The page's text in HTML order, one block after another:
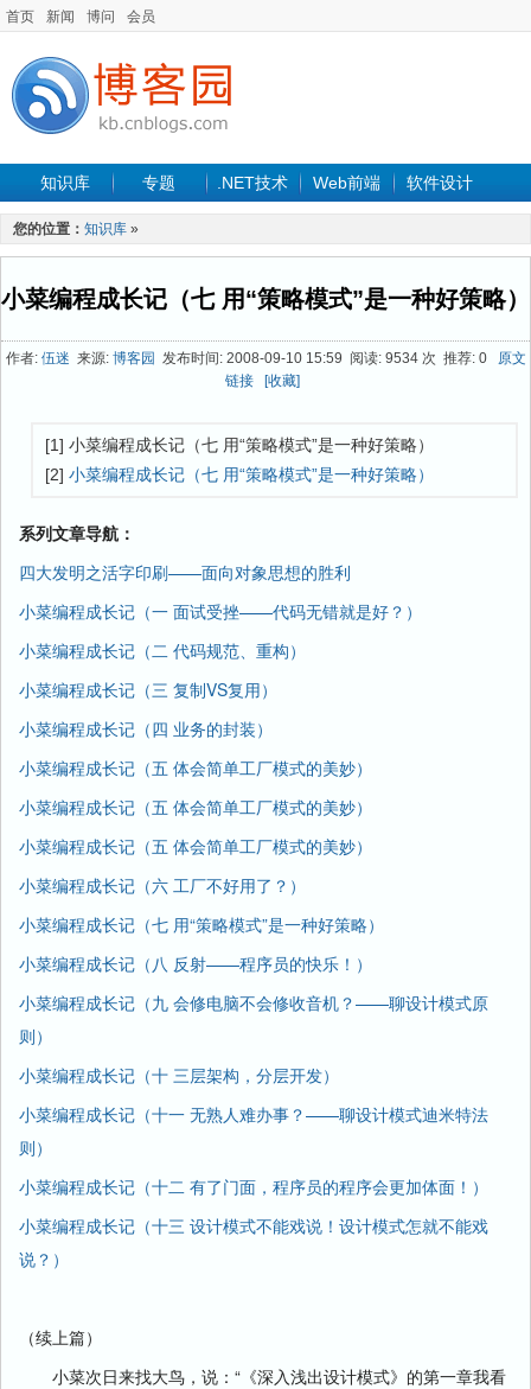
首页 新闻 博问 会员
知识库 专题 .NET技术 Web前端 软件设计
手机开发
最新文章
您的位置： 知识库 »
小菜编程成长记（七 用“策略模式”是一种好策略）
作者: 伍迷 来源: 博客园 发布时间: 2008-09-10 15:59 阅读: 9534 次 推荐: 0
原文
链接
[收藏]
[1] 小菜编程成长记（七 用“策略模式”是一种好策略）
[2] 小菜编程成长记（七 用“策略模式”是一种好策略）
系列文章导航：
四大发明之活字印刷——面向对象思想的胜利
小菜编程成长记（一 面试受挫——代码无错就是好？）
小菜编程成长记（二 代码规范、重构）
小菜编程成长记（三 复制VS复用）
小菜编程成长记（四 业务的封装）
小菜编程成长记（五 体会简单工厂模式的美妙）
小菜编程成长记（五 体会简单工厂模式的美妙）
小菜编程成长记（五 体会简单工厂模式的美妙）
小菜编程成长记（六 工厂不好用了？）
小菜编程成长记（七 用“策略模式”是一种好策略）
小菜编程成长记（八 反射——程序员的快乐！）
小菜编程成长记（九 会修电脑不会修收音机？——聊设计模式原
则）
小菜编程成长记（十 三层架构，分层开发）
小菜编程成长记（十一 无熟人难办事？——聊设计模式迪米特法
则）
小菜编程成长记（十二 有了门面，程序员的程序会更加体面！）
小菜编程成长记（十三 设计模式不能戏说！设计模式怎就不能戏
说？）
（续上篇）
小菜次日来找大鸟，说：“《深入浅出设计模式》的第一章我看